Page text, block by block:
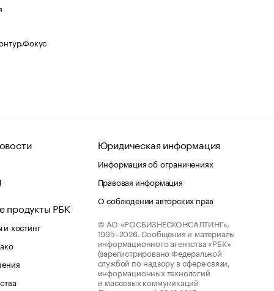
продукты РБК
хостинг
Юридическая информация
Информация об ограничениях
Правовая информация
О соблюдении авторских прав
© АО «РОСБИЗНЕСКОНСАЛТИНГ»,
1995–2026. Сообщения и материалы
информационного агентства «РБК»
(зарегистрировано Федеральной
службой по надзору в сфере связи,
информационных технологий
и массовых коммуникаций